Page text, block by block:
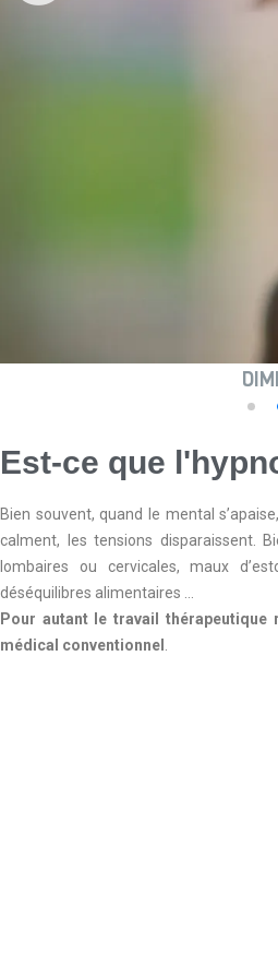
DIMINUER
Est-ce que
Bien souvent, quand le mental
calment, les tensions disparaissent.
lombaires ou cervicales, maux
déséquilibres alimentaires …
Pour autant le travail
médical conventionnel